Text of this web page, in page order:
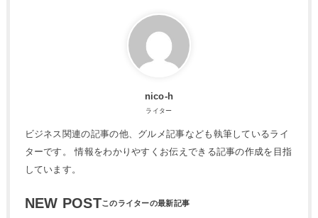
nico-h
ライター
ビジネス関連の記事の他、グルメ記事なども執筆しているライ
ターです。 情報をわかりやすくお伝えできる記事の作成を目指
しています。
NEW POST